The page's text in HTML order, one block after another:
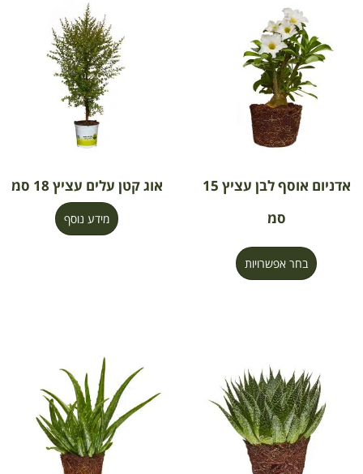
אדניום אוסף לבן עציץ 15
סמ
בחר אפשרויות
אוג קטן עלים עציץ 18 סמ
מידע נוסף